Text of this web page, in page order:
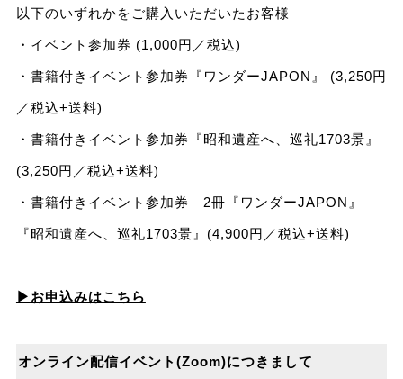
以下のいずれかをご購入いただいたお客様
・イベント参加券 (1,000円／税込)
・書籍付きイベント参加券『ワンダーJAPON』 (3,250円
／税込+送料)
・書籍付きイベント参加券『昭和遺産へ、巡礼1703景』
(3,250円／税込+送料)
・書籍付きイベント参加券 2冊『ワンダーJAPON』
『昭和遺産へ、巡礼1703景』(4,900円／税込+送料)
▶お申込みはこちら
オンライン配信イベント(Zoom)につきまして